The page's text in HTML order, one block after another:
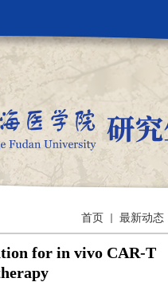
首页 最新动态
for in vivo CAR-T